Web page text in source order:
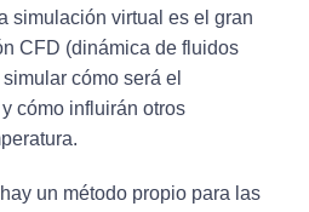
simulación virtual es el gran
CFD (dinámica de fluidos
cómo será el
cómo influirán otros
un método propio para las